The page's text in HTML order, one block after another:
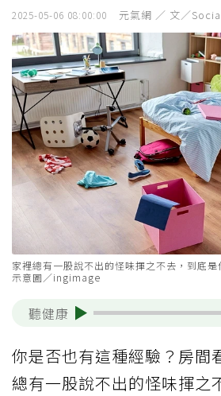
2025-05-06 08:00:00 元氣網 ／ 文／
家裡總有一股說不出的怪味揮之不去，到底是
示意圖／ingimage
聽健康
你是否也有這種經驗？房間
總有一股說不出的怪味揮之